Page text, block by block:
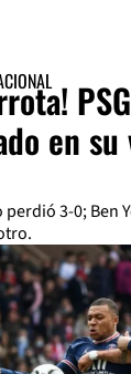
en
3-0; Ben